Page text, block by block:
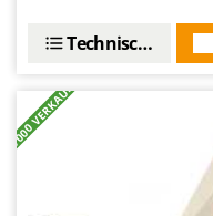
Technische Daten
+7000 VERKAUFT